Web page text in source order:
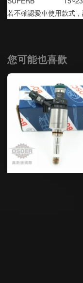
若不確認愛車使用款式
您可能也喜歡